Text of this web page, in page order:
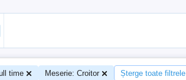
time Meserie: Croitor Șterge toate filtrele